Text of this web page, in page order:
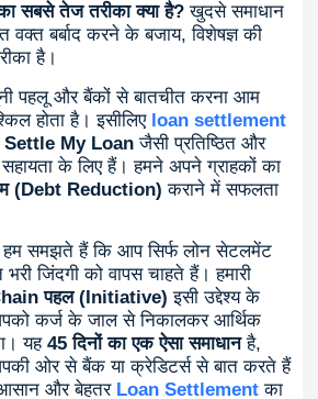
सबसे तेज तरीका क्या है? खुदसे समाधान
बर्बाद करने के बजाय, विशेषज्ञ की
है।
पहलू और बैंकों से बातचीत करना आम
होता है। इसीलिएloan settlement
Settle My Loanजैसी प्रतिष्ठित और
के लिए हैं। हमने अपने ग्राहकों का
(Debt Reduction) कराने में सफलता
समझते हैं कि आप सिर्फ लोन सेटलमेंट
जिंदगी को वापस चाहते हैं। हमारी
पहल (Initiative) इसी उद्देश्य के
कर्ज के जाल से निकालकर आर्थिक
यह 45 दिनों का एक ऐसा समाधानहै,
ओर से बैंक या क्रेडिटर्स से बात करते हैं
और बेहतर Loan Settlement का